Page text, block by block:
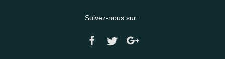
Suivez-nous sur :